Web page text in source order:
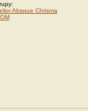
Absque Chrisma